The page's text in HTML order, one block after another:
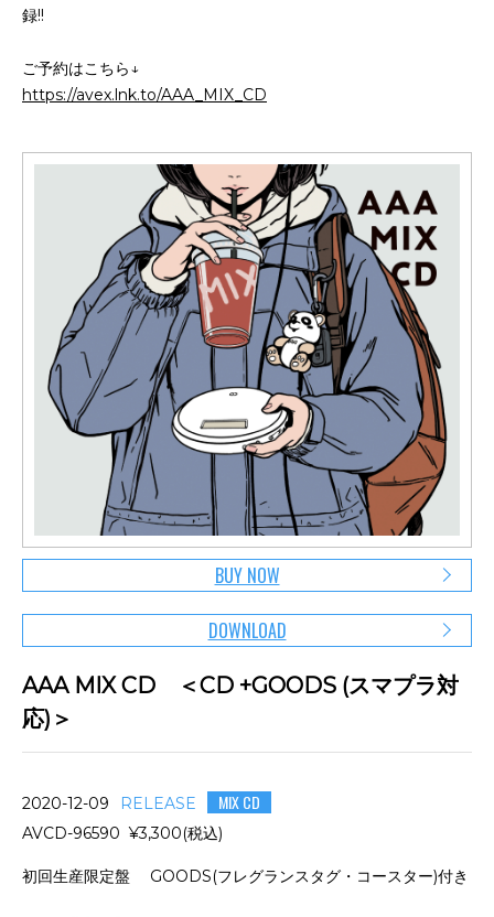
録!!
ご予約はこちら↓
https://avex.lnk.to/AAA_MIX_CD
BUY NOW
DOWNLOAD
AAA MIX CD ＜CD +GOODS (スマプラ対
応)＞
2020-12-09 RELEASE MIX CD
AVCD-96590 ¥3,300(税込)
初回生産限定盤 GOODS(フレグランスタグ・コースター)付き